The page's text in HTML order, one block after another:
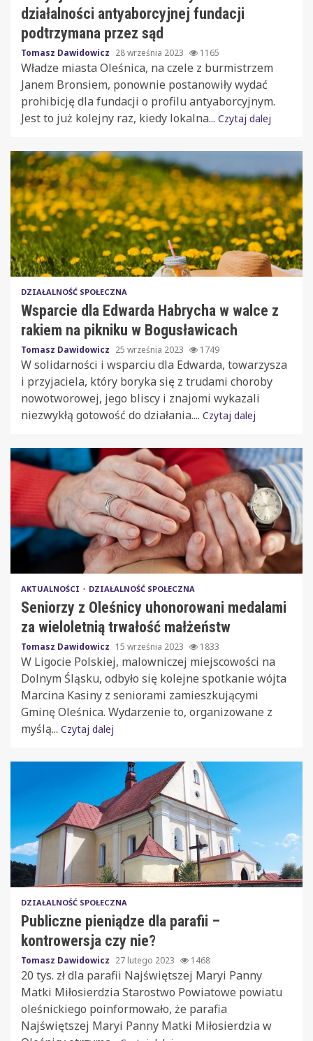
działalności antyaborcyjnej fundacji
podtrzymana przez sąd
Tomasz Dawidowicz 28 września 2023 1165
Władze miasta Oleśnica, na czele z burmistrzem
Janem Bronsiem, ponownie postanowiły wydać
prohibicję dla fundacji o profilu antyaborcyjnym.
Jest to już kolejny raz, kiedy lokalna... Czytaj dalej
DZIAŁALNOŚĆ SPOŁECZNA
Wsparcie dla Edwarda Habrycha w walce z
rakiem na pikniku w Bogusławicach
Tomasz Dawidowicz 25 września 2023 1749
W solidarności i wsparciu dla Edwarda, towarzysza
i przyjaciela, który boryka się z trudami choroby
nowotworowej, jego bliscy i znajomi wykazali
niezwykłą gotowość do działania.... Czytaj dalej
AKTUALNOŚCI DZIAŁALNOŚĆ SPOŁECZNA
Seniorzy z Oleśnicy uhonorowani medalami
za wieloletnią trwałość małżeństw
Tomasz Dawidowicz 15 września 2023 1833
W Ligocie Polskiej, malowniczej miejscowości na
Dolnym Śląsku, odbyło się kolejne spotkanie wójta
Marcina Kasiny z seniorami zamieszkującymi
Gminę Oleśnica. Wydarzenie to, organizowane z
myślą... Czytaj dalej
DZIAŁALNOŚĆ SPOŁECZNA
Publiczne pieniądze dla parafii –
kontrowersja czy nie?
Tomasz Dawidowicz 27 lutego 2023 1468
20 tys. zł dla parafii Najświętszej Maryi Panny
Matki Miłosierdzia Starostwo Powiatowe powiatu
oleśnickiego poinformowało, że parafia
Najświętszej Maryi Panny Matki Miłosierdzia w